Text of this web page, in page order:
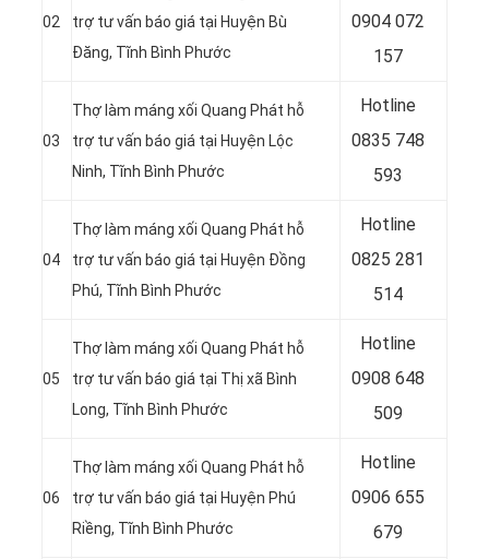
02
trợ tư vấn báo giá tại Huyện Bù
Đăng, Tĩnh Bình Phước
0904 072
157
03
Thợ làm máng xối Quang Phát hỗ
trợ tư vấn báo giá tại Huyện Lộc
Ninh, Tĩnh Bình Phước
Hotline
0835 748
593
04
Thợ làm máng xối Quang Phát hỗ
trợ tư vấn báo giá tại Huyện Đồng
Phú, Tĩnh Bình Phước
Hotline
0825 281
514
05
Thợ làm máng xối Quang Phát hỗ
trợ tư vấn báo giá tại Thị xã Bình
Long, Tĩnh Bình Phước
Hotline
0908 648
509
06
Thợ làm máng xối Quang Phát hỗ
trợ tư vấn báo giá tại Huyện Phú
Riềng, Tĩnh Bình Phước
Hotline
0906 655
679